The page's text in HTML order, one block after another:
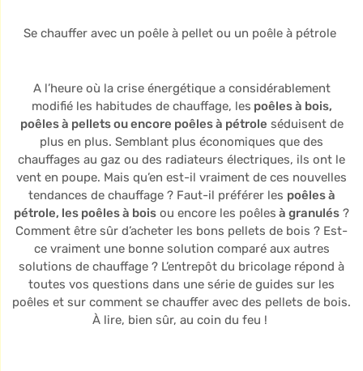
Se chauffer avec un poêle à pellet ou un poêle à pétrole
A l’heure où la crise énergétique a considérablement
modifié les habitudes de chauffage, les poêles à bois,
poêles à pellets ou encore poêles à pétrole séduisent de
plus en plus. Semblant plus économiques que des
chauffages au gaz ou des radiateurs électriques, ils ont le
vent en poupe. Mais qu’en est-il vraiment de ces nouvelles
tendances de chauffage ? Faut-il préférer les poêles à
pétrole, les poêles à bois ou encore les poêles à granulés ?
Comment être sûr d’acheter les bons pellets de bois ? Est-
ce vraiment une bonne solution comparé aux autres
solutions de chauffage ? L’entrepôt du bricolage répond à
toutes vos questions dans une série de guides sur les
poêles et sur comment se chauffer avec des pellets de bois.
À lire, bien sûr, au coin du feu !